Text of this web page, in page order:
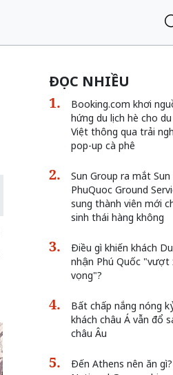
ĐỌC NHIỀU
Booking.com khơi
hứng du lịch hè cho
Việt thông qua trải
pop-up cà phê
Sun Group ra mắt Sun
PhuQuoc Ground
sung thành viên mới
sinh thái hàng không
Điều gì khiến khách
nhận Phú Quốc "vượt
vọng"?
Bất chấp nắng nóng
khách châu Á vẫn đổ
châu Âu
Đến Athens nên ăn gì?